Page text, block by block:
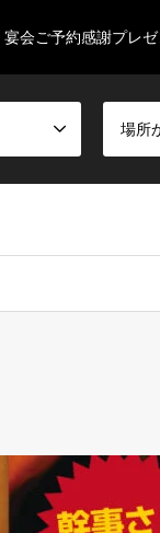
宴会ご予約感謝プレ
場所